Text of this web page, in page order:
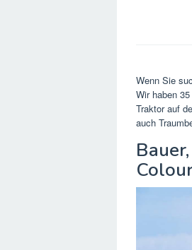
Wenn Sie
Wir haben
Traktor auf
auch